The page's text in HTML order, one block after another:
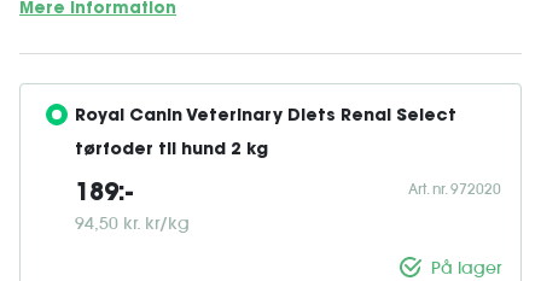
Mere information
Royal Canin Veterinary Diets Renal Select
tørfoder til hund 2 kg
189:-
94,50 kr. kr/kg
Art. nr. 972020
På lager